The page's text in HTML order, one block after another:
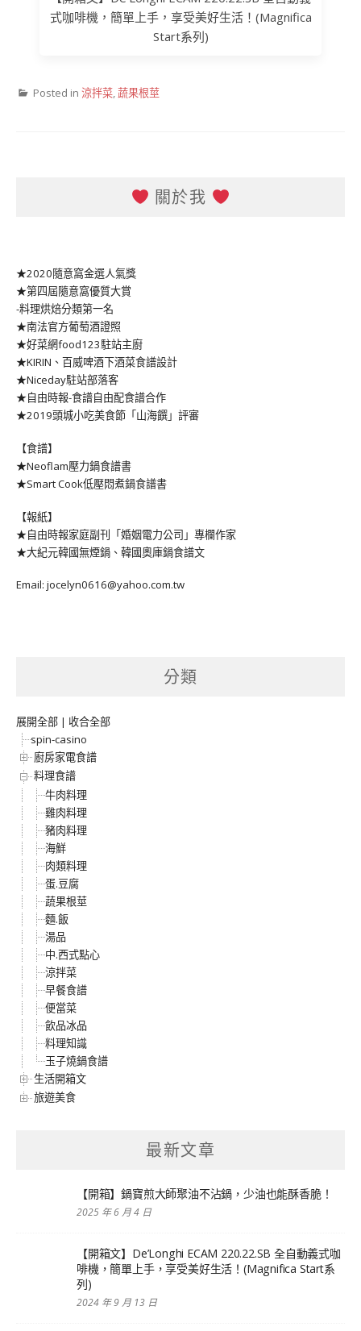
式咖啡機，簡單上手，享受美好生活！(Magnifica
Start系列)
Posted in 涼拌菜 蔬果根莖
關於我
★2020隨意窩金選人氣獎
★第四屆隨意窩優質大賞
-料理烘焙分類第一名
★南法官方葡萄酒證照
★好菜網food123駐站主廚
★KIRIN、百威啤酒下酒菜食譜設計
★Niceday駐站部落客
★自由時報-食譜自由配食譜合作
★2019頭城小吃美食節「山海饌」評審
【食譜】
★Neoflam壓力鍋食譜書
★Smart Cook低壓悶煮鍋食譜書
【報紙】
★自由時報家庭副刊「婚姻電力公司」專欄作家
★大紀元韓國無煙鍋、韓國奧庫鍋食譜文
Email: jocelyn0616@yahoo.com.tw
分類
展開全部 | 收合全部
spin-casino
廚房家電食譜
料理食譜
牛肉料理
雞肉料理
豬肉料理
海鮮
肉類料理
蛋.豆腐
蔬果根莖
麵.飯
湯品
中.西式點心
涼拌菜
早餐食譜
便當菜
飲品冰品
料理知識
玉子燒鍋食譜
生活開箱文
旅遊美食
最新文章
【開箱】鍋寶煎大師聚油不沾鍋，少油也能酥香脆！
2025 年 6 月 4 日
【開箱文】De’Longhi ECAM 220.22.SB 全自動義式咖
啡機，簡單上手，享受美好生活！(Magnifica Start系
列)
2024 年 9 月 13 日